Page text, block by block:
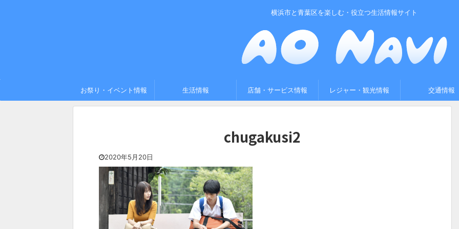
横浜市と青葉区を楽しむ・役立つ生活情報サイト
お祭り・イベント情報 生活情報 店舗・サービス情報 レジャー・観光情報 交通情報
chugakusi2
2020年5月20日